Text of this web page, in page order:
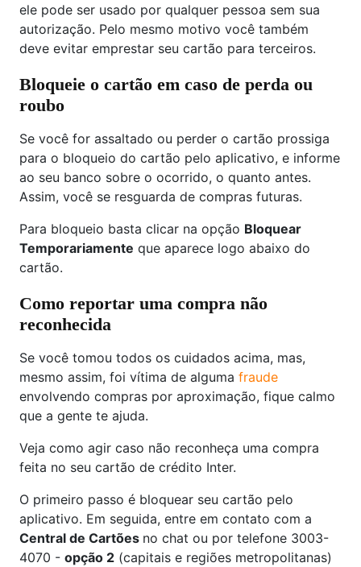
ele pode ser usado por qualquer pessoa sem sua
autorização. Pelo mesmo motivo você também
deve evitar emprestar seu cartão para terceiros.
Bloqueie o cartão em caso de perda ou
roubo
Se você for assaltado ou perder o cartão prossiga
para o bloqueio do cartão pelo aplicativo, e informe
ao seu banco sobre o ocorrido, o quanto antes.
Assim, você se resguarda de compras futuras.
Para bloqueio basta clicar na opção Bloquear
Temporariamente que aparece logo abaixo do
cartão.
Como reportar uma compra não
reconhecida
Se você tomou todos os cuidados acima, mas,
mesmo assim, foi vítima de alguma fraude
envolvendo compras por aproximação, fique calmo
que a gente te ajuda.
Veja como agir caso não reconheça uma compra
feita no seu cartão de crédito Inter.
O primeiro passo é bloquear seu cartão pelo
aplicativo. Em seguida, entre em contato com a
Central de Cartões no chat ou por telefone 3003-
4070 - opção 2 (capitais e regiões metropolitanas)